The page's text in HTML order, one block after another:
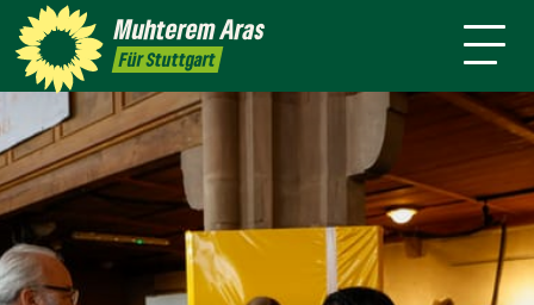
MuhteremAras
Für Stuttgart
Presse Kontakt Live
4 für
mich Stadt